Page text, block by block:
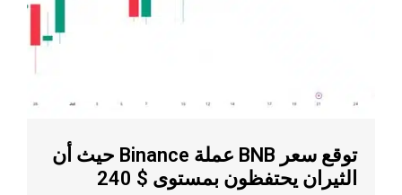
توقع سعر BNB عملة Binance حيث أن
الثيران يحتفظون بمستوى $ 240